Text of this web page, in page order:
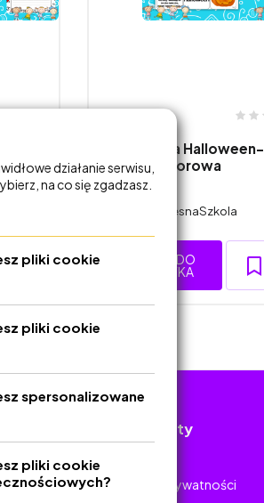
Zagadki na Halloween-
wersja kolorowa
NowoczesnaSzkola
DODAJ DO
KOSZYKA
Dokumenty
Polityka Prywatności
działanie serwisu,
na co się zgadzasz.
pliki cookie
pliki cookie
spersonalizowane
pliki cookie